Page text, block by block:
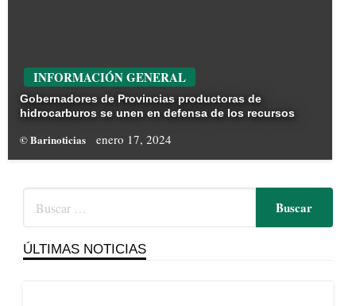
INFORMACIÓN GENERAL
Gobernadores de Provincias productoras de
hidrocarburos se unen en defensa de los recursos
© Barinoticias enero 17, 2024
ÚLTIMAS NOTICIAS